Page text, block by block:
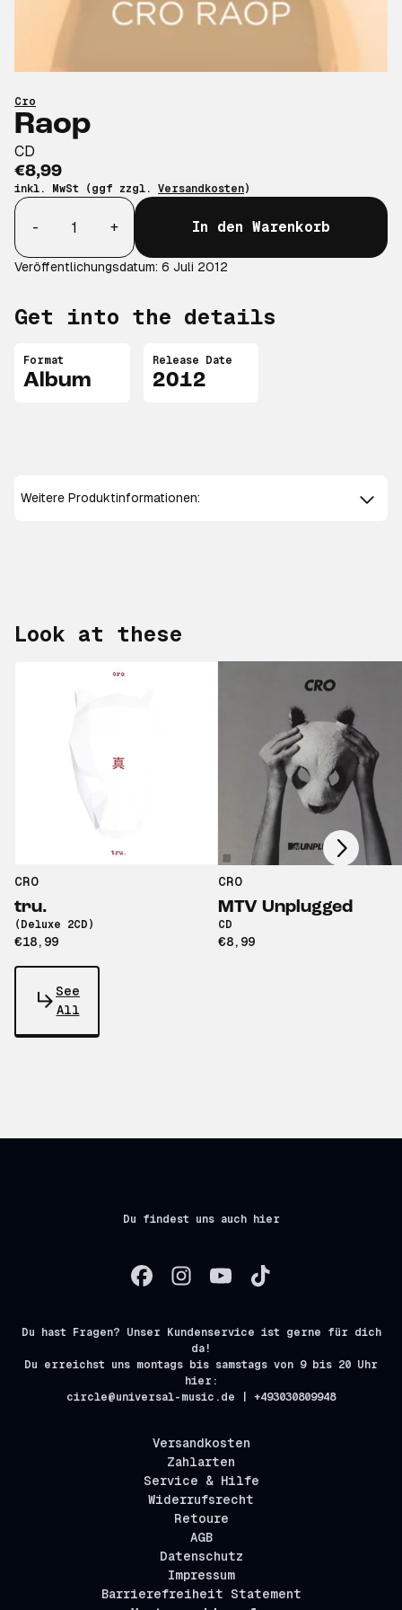
Cro
Raop
CD
€8,99
inkl. MwSt (ggf zzgl. Versandkosten)
Anzahl
-
+ In den Warenkorb
Veröffentlichungsdatum: 6 Juli 2012
Get into the details
Format
Album
Release Date
2012
Weitere Produktinformationen:
Look at these
CRO
tru.
(Deluxe 2CD)
€18,99
CRO
MTV Unplugged
CD
€8,99
Scroll right
See
All
Du findest uns auch hier
Du hast Fragen? Unser Kundenservice ist gerne für dich
da!
Du erreichst uns montags bis samstags von 9 bis 20 Uhr
hier:
circle@universal-music.de | +493030809948
Versandkosten
Zahlarten
Service & Hilfe
Widerrufsrecht
Retoure
AGB
Datenschutz
Impressum
Barrierefreiheit Statement